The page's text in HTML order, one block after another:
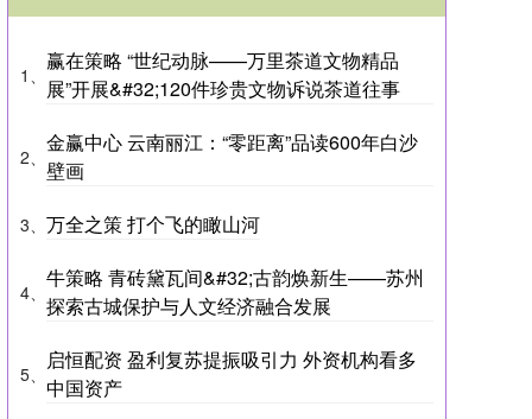
1、
赢在策略 “世纪动脉——万里茶道文物精品
展”开展&#32;120件珍贵文物诉说茶道往事
2、
金赢中心 云南丽江：“零距离”品读600年白沙
壁画
3、 万全之策 打个飞的瞰山河
4、
牛策略 青砖黛瓦间&#32;古韵焕新生——苏州
探索古城保护与人文经济融合发展
5、
启恒配资 盈利复苏提振吸引力 外资机构看多
中国资产